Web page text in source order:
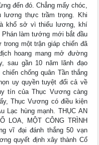
đến đó. Chẳng mấy chóc,
lương thực trầm trọng. Khi
khổ sở vì thiếu lương, khí
làm tướng mới bắt đầu
một trận giáp chiến đã
hoang mang mở đường
sau gần 10 năm lãnh đạo
chống quân Tần thắng
uy quyền tuyệt đối cả về
tín của Thục Vương càng
Thục Vương có điều kiện
Lạc hùng mạnh. THỤC AN
LOA, MỘT CÔNG TRÌNH
vĩ đại đánh thắng 50 vạn
quyết định xây thành Cổ